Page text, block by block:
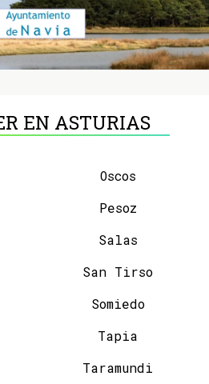
EN ASTURIAS
Oscos
Pesoz
Salas
San Tirso
Somiedo
Tapia
Taramundi